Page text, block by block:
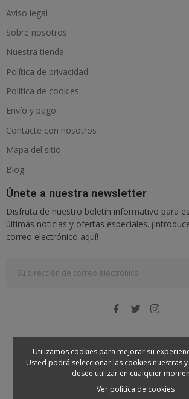
Aviso legal
Sobre nosotros
Nuestra tienda
Política de privacidad
Política de cookies
Envío y pago
Contacte con nosotros
Mapa del sitio
Blog
Únete a nuestra newsletter
Disfruta de nuestro boletín informativo para
últimas noticias y ofertas especiales.
correo electrónico aquí!
© 2026 - Nenena. Todos los derechos
Utilizamos cookies para mejorar su
Usted podrá seleccionar las cookies nuestras
desee utilizar en cualquier
Ver política de cookies